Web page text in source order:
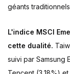
géants
L'indice MSCI
cette dualité.
suivi par Samsung